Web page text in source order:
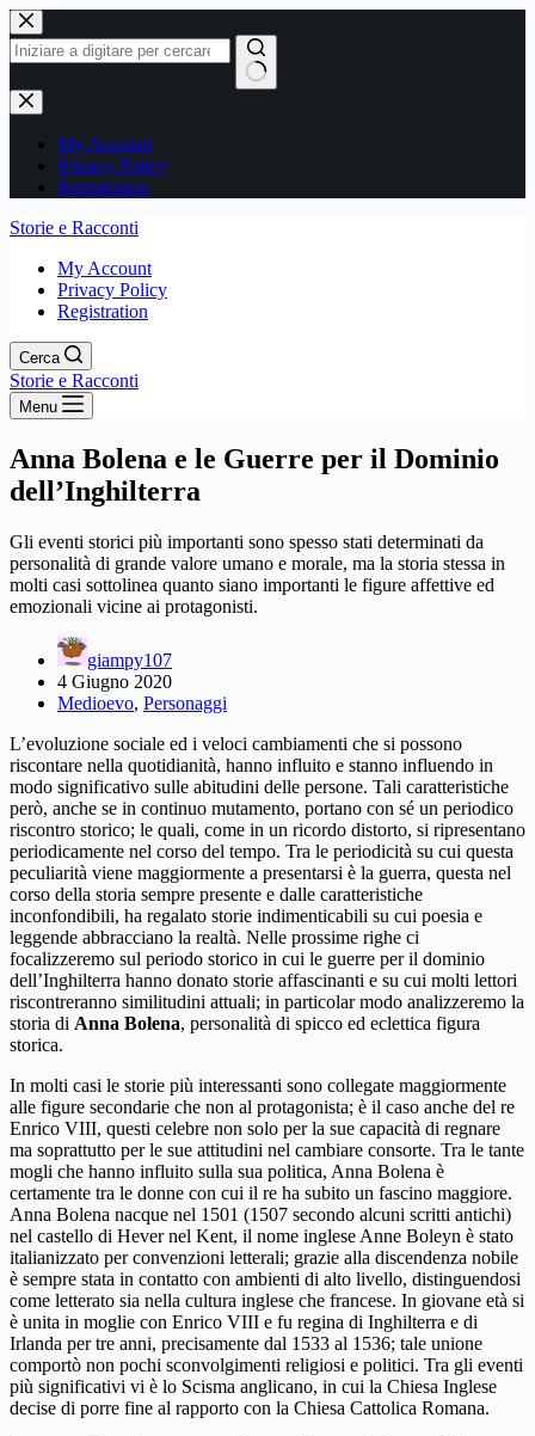
Salta
al
contenuto
Nessun
risultato
My Account
Privacy Policy
Registration
Storie e Racconti
My Account
Privacy Policy
Registration
Cerca
Storie e Racconti
Menu
Anna Bolena e le Guerre per il Dominio
dell’Inghilterra
Gli eventi storici più importanti sono spesso stati determinati da
personalità di grande valore umano e morale, ma la storia stessa in
molti casi sottolinea quanto siano importanti le figure affettive ed
emozionali vicine ai protagonisti.
giampy107
4 Giugno 2020
Medioevo, Personaggi
L’evoluzione sociale ed i veloci cambiamenti che si possono
riscontare nella quotidianità, hanno influito e stanno influendo in
modo significativo sulle abitudini delle persone. Tali caratteristiche
però, anche se in continuo mutamento, portano con sé un periodico
riscontro storico; le quali, come in un ricordo distorto, si ripresentano
periodicamente nel corso del tempo. Tra le periodicità su cui questa
peculiarità viene maggiormente a presentarsi è la guerra, questa nel
corso della storia sempre presente e dalle caratteristiche
inconfondibili, ha regalato storie indimenticabili su cui poesia e
leggende abbracciano la realtà. Nelle prossime righe ci
focalizzeremo sul periodo storico in cui le guerre per il dominio
dell’Inghilterra hanno donato storie affascinanti e su cui molti lettori
riscontreranno similitudini attuali; in particolar modo analizzeremo la
storia di Anna Bolena, personalità di spicco ed eclettica figura
storica.
In molti casi le storie più interessanti sono collegate maggiormente
alle figure secondarie che non al protagonista; è il caso anche del re
Enrico VIII, questi celebre non solo per la sue capacità di regnare
ma soprattutto per le sue attitudini nel cambiare consorte. Tra le tante
mogli che hanno influito sulla sua politica, Anna Bolena è
certamente tra le donne con cui il re ha subito un fascino maggiore.
Anna Bolena nacque nel 1501 (1507 secondo alcuni scritti antichi)
nel castello di Hever nel Kent, il nome inglese Anne Boleyn è stato
italianizzato per convenzioni letterali; grazie alla discendenza nobile
è sempre stata in contatto con ambienti di alto livello, distinguendosi
come letterato sia nella cultura inglese che francese. In giovane età si
è unita in moglie con Enrico VIII e fu regina di Inghilterra e di
Irlanda per tre anni, precisamente dal 1533 al 1536; tale unione
comportò non pochi sconvolgimenti religiosi e politici. Tra gli eventi
più significativi vi è lo Scisma anglicano, in cui la Chiesa Inglese
decise di porre fine al rapporto con la Chiesa Cattolica Romana.